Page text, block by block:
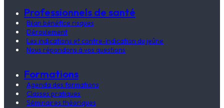
Professionnels de santé
Bilan bénéfice risques
Déroulement
Les indications et contre-indication du jeûne
Nous répondons à vos questions
Formations
Agenda des formations
Classes pratiques
Séminaires théoriques